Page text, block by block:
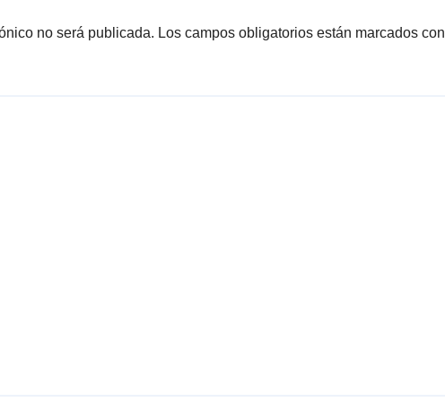
no será publicada. Los campos obligatorios están marcados con